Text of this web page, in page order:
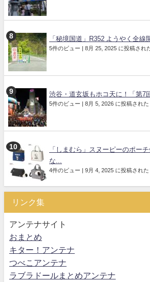
「秘境国道」R352 ようやく全
5件のビュー | 8月 25, 2025 に投稿され
渋谷・道玄坂もホコ天に！「第7
5件のビュー | 8月 5, 2026 に投稿された
「しまむら」スヌーピーのポー
な...
4件のビュー | 9月 4, 2025 に投稿された
リンク集
アンテナサイト
おまとめ
キター！アンテナ
つべこアンテナ
ラブラドールまとめアンテナ